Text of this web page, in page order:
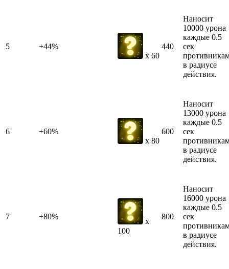
5
+44%
x 60
440
Наносит
10000 урона
каждые 0.5
сек
в радиусе
действия.
6
+60%
x 80
600
Наносит
13000 урона
каждые 0.5
сек
в радиусе
действия.
7 +80%
x
100
800
Наносит
16000 урона
каждые 0.5
сек
в радиусе
действия.